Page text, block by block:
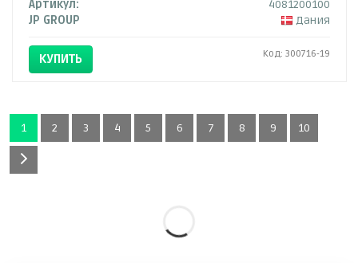
Артикул:
4081200100
JP GROUP
Дания
КУПИТЬ Код: 300716-19
1 2 3 4 5 6 7 8 9 10